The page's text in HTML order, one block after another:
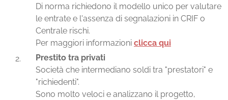
Di norma richiedono il modello unico per valutare
le entrate e l'assenza di segnalazioni in CRIF o
Centrale rischi.
Per maggiori informazioni clicca qui
Prestito tra privati
Società che intermediano soldi tra "prestatori" e
"richiedenti".
Sono molto veloci e analizzano il progetto,